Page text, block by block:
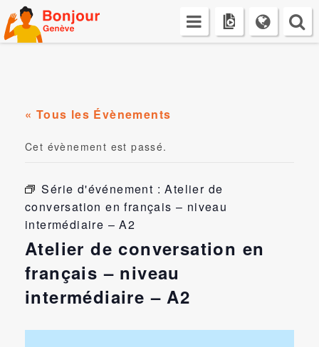
Skip
to
content
« Tous les Évènements
Cet évènement est passé.
Série d'événement :Atelier de
conversation en français – niveau
intermédiaire – A2
Atelier de conversation en
français – niveau
intermédiaire – A2